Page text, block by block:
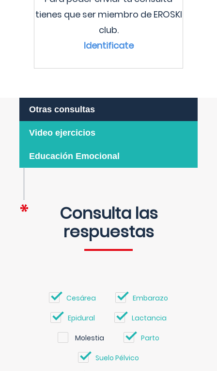
tienes que ser miembro de EROSKI
club.
Identificate
Otras consultas
Video ejercicios
Educación Emocional
Consulta las
respuestas
Cesárea Embarazo
Epidural Lactancia
Molestia Parto
Suelo Pélvico